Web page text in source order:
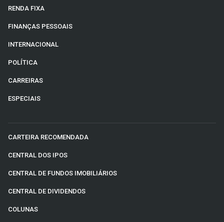
RENDA FIXA
FINANÇAS PESSOAIS
INTERNACIONAL
POLÍTICA
CARREIRAS
ESPECIAIS
CARTEIRA RECOMENDADA
CENTRAL DOS IPOS
CENTRAL DE FUNDOS IMOBILIÁRIOS
CENTRAL DE DIVIDENDOS
COLUNAS